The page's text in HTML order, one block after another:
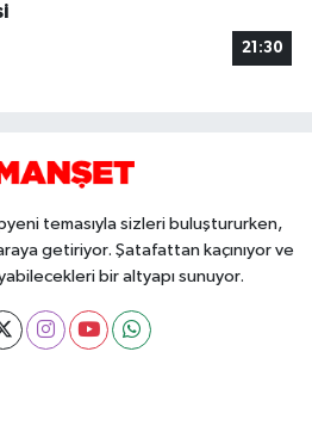
21:30
temasıyla sizleri buluştururken,
getiriyor. Şatafattan kaçınıyor ve
bir altyapı sunuyor.